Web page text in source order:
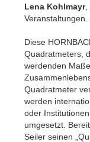
Lena Kohlmayr,
Veranstaltungen.
Diese
Quadratmeters,
werdenden
Quadratmeter
werden
oder
umgesetzt.
Seiler seinen